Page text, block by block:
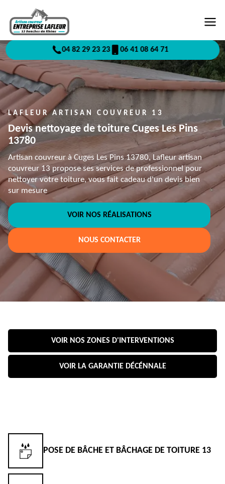
04 82 29 23 23 06 41 08 64 71
LAFLEUR ARTISAN COUVREUR 13
Devis nettoyage de toiture Cuges Les Pins
13780
Artisan couvreur à Cuges Les Pins 13780, Lafleur artisan
couvreur 13 propose ses services de professionnel pour
nettoyer votre toiture, vous fait cadeau d'un devis bien
sur mesure
VOIR NOS RÉALISATIONS
NOUS CONTACTER
VOIR NOS ZONES D'INTERVENTIONS
VOIR LA GARANTIE DÉCÉNNALE
POSE DE BÂCHE ET BÂCHAGE DE TOITURE 13